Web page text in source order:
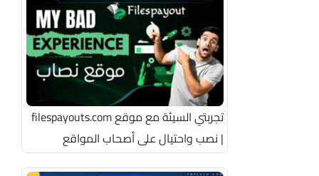
تجربتي السيئة مع موقع filespayouts.com
| نصب واحتيال على أصحاب المواقع